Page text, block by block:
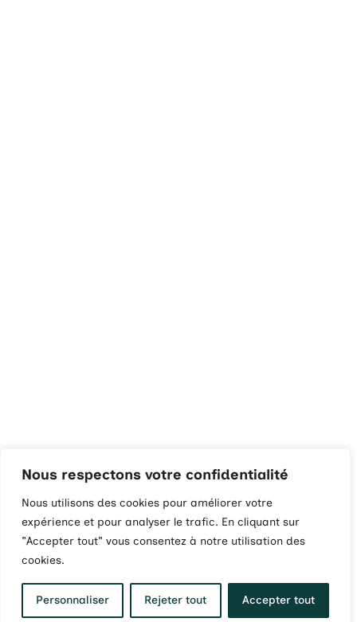
Nous respectons votre confidentialité
Nous utilisons des cookies pour améliorer votre
expérience et pour analyser le trafic. En cliquant sur
"Accepter tout" vous consentez à notre utilisation des
cookies.
Personnaliser Rejeter tout Accepter tout